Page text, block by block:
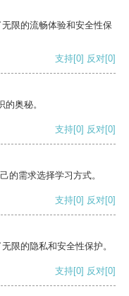
限的流畅体验和安全性保
支持[0] 反对[0]
奥秘。
支持[0] 反对[0]
的需求选择学习方式。
支持[0] 反对[0]
限的隐私和安全性保护。
支持[0] 反对[0]